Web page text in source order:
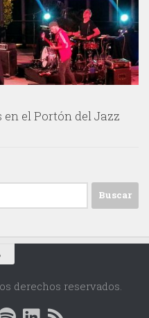
en el Portón del Jazz
derechos reservados.